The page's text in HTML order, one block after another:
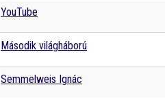
YouTube
Második világháború
Semmelweis Ignác